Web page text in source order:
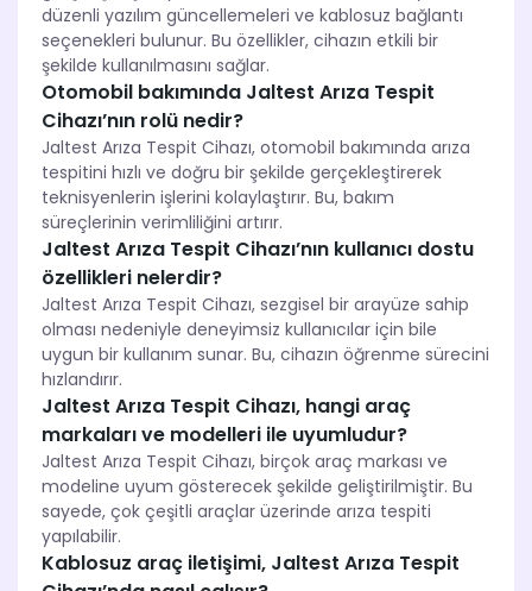
düzenli yazılım güncellemeleri ve kablosuz bağlantı
seçenekleri bulunur. Bu özellikler, cihazın etkili bir
şekilde kullanılmasını sağlar.
Otomobil bakımında Jaltest Arıza Tespit
Cihazı’nın rolü nedir?
Jaltest Arıza Tespit Cihazı, otomobil bakımında arıza
tespitini hızlı ve doğru bir şekilde gerçekleştirerek
teknisyenlerin işlerini kolaylaştırır. Bu, bakım
süreçlerinin verimliliğini artırır.
Jaltest Arıza Tespit Cihazı’nın kullanıcı dostu
özellikleri nelerdir?
Jaltest Arıza Tespit Cihazı, sezgisel bir arayüze sahip
olması nedeniyle deneyimsiz kullanıcılar için bile
uygun bir kullanım sunar. Bu, cihazın öğrenme sürecini
hızlandırır.
Jaltest Arıza Tespit Cihazı, hangi araç
markaları ve modelleri ile uyumludur?
Jaltest Arıza Tespit Cihazı, birçok araç markası ve
modeline uyum gösterecek şekilde geliştirilmiştir. Bu
sayede, çok çeşitli araçlar üzerinde arıza tespiti
yapılabilir.
Kablosuz araç iletişimi, Jaltest Arıza Tespit